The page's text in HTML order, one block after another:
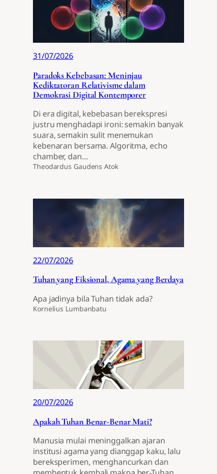
31/07/2026
Paradoks Kebebasan: Meninjau
Kediktatoran Relativisme dalam
Demokrasi Digital Kontemporer
Di era digital, kebebasan berekspresi
justru menghadapi ironi: semakin banyak
suara, semakin sulit menemukan
kebenaran bersama. Algoritma, echo
chamber, dan…
Theodardus Gaudens Atok
22/07/2026
Tuhan yang Fiksional, Agama yang Berdaya
Apa jadinya bila Tuhan tidak ada?
Kornelius Lumbanbatu
20/07/2026
Apakah Tuhan Benar-Benar Mati?
Manusia mulai meninggalkan ajaran
institusi agama yang dianggap kaku, lalu
bereksperimen, menghancurkan dan